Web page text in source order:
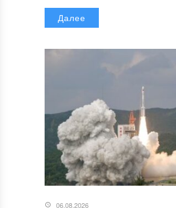
Далее
06.08.2026